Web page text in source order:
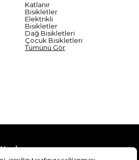
Katlanır
Bisikletler
Elektrikli
Bisikletler
Dağ Bisikletleri
Çocuk Bisikletleri
Tümünü Gör
Yardım